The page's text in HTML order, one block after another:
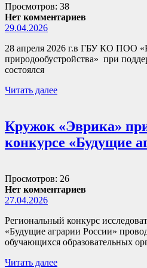
Просмотров: 38
Нет комментариев
29.04.2026
28 апреля 2026 г.в ГБУ КО ПОО
природообустройства» при
состоялся
Читать далее
Кружок «Эврика»
конкурсе «Будущие
Просмотров: 26
Нет комментариев
27.04.2026
Региональный конкурс
«Будущие аграрии России»
обучающихся образовательных
Читать далее